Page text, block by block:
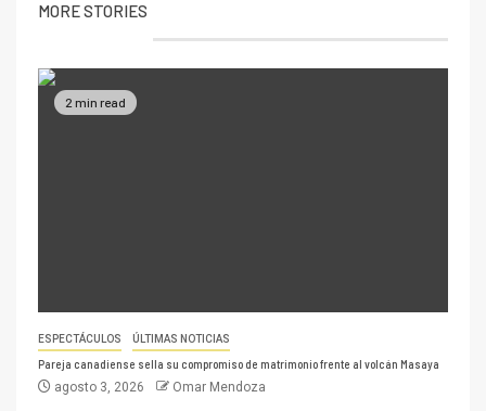
MORE STORIES
2 min read
ESPECTÁCULOS ÚLTIMAS NOTICIAS
Pareja canadiense sella su compromiso de matrimonio frente al volcán Masaya
agosto 3, 2026 Omar Mendoza